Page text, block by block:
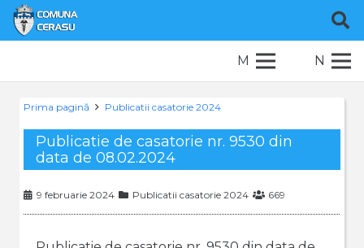
M N
Prima pagină Publicatii casatorie 2024
Publicatie de casatorie nr. 9530 din
data de 08.02.2024
9 februarie 2024 Publicatii casatorie 2024 669